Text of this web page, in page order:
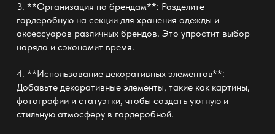
3. **Организация по брендам**: Разделите
гардеробную на секции для хранения одежды и
аксессуаров различных брендов. Это упростит выбор
наряда и сэкономит время.
4. **Использование декоративных элементов**:
Добавьте декоративные элементы, такие как картины,
фотографии и статуэтки, чтобы создать уютную и
стильную атмосферу в гардеробной.